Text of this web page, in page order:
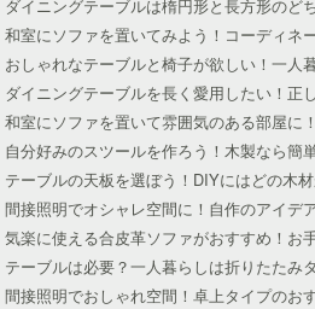
ダイニングテーブルは楕円形と長方形のど
和室にソファを置いてみよう！コーディネ
おしゃれなテーブルと椅子が欲しい！一人
ダイニングテーブルを長く愛用したい！正
和室にソファを置いて雰囲気のある部屋に
自分好みのスツールを作ろう！木製なら簡
テーブルの天板を選ぼう！DIYにはどの木
間接照明でオシャレ空間に！自作のアイデ
気楽に使える合皮革ソファがおすすめ！お
テーブルは必要？一人暮らしは折りたたみ
間接照明でおしゃれ空間！卓上タイプのお